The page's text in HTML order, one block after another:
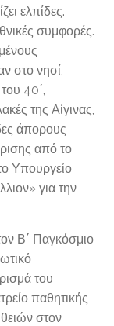
ελπίδες.
συμφορές.
στο νησί,
40΄,
της Αίγινας,
άπορους
από το
Υπουργείο
για την
Β΄ Παγκόσμιο
του
παθητικής
στον